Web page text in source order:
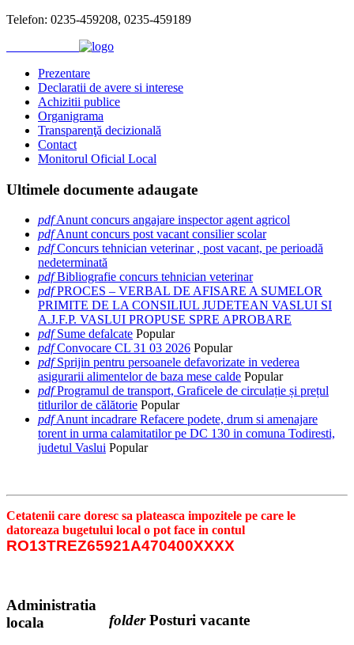
Telefon: 0235-459208, 0235-459189
Prezentare
Declaratii de avere si interese
Achizitii publice
Organigrama
Transparenţă decizională
Contact
Monitorul Oficial Local
Ultimele documente adaugate
pdfAnunt concurs angajare inspector agent agricol
pdfAnunt concurs post vacant consilier scolar
pdf Concurs tehnician veterinar , post vacant, pe perioadă
nedeterminată
pdf Bibliografie concurs tehnician veterinar
pdf PROCES – VERBAL DE AFISARE A SUMELOR
PRIMITE DE LA CONSILIUL JUDETEAN VASLUI SI
A.J.F.P. VASLUI PROPUSE SPRE APROBARE
pdf Sume defalcate Popular
pdf Convocare CL 31 03 2026 Popular
pdf Sprijin pentru persoanele defavorizate in vederea
asigurarii alimentelor de baza mese calde Popular
pdf Programul de transport, Graficele de circulație și prețul
titlurilor de călătorie Popular
pdfAnunt incadrare Refacere podete, drum si amenajare
torent in urma calamitatilor pe DC 130 in comuna Todiresti,
judetul Vaslui Popular
Cetatenii care doresc sa plateasca impozitele pe care le
datoreaza bugetului local o pot face in contul
RO13TREZ65921A470400XXXX
folder Posturi vacante
Administratia
locala